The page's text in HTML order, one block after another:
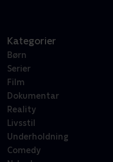
Kategorier
Børn
Serier
Film
Dokumentar
Reality
Livsstil
Underholdning
Comedy